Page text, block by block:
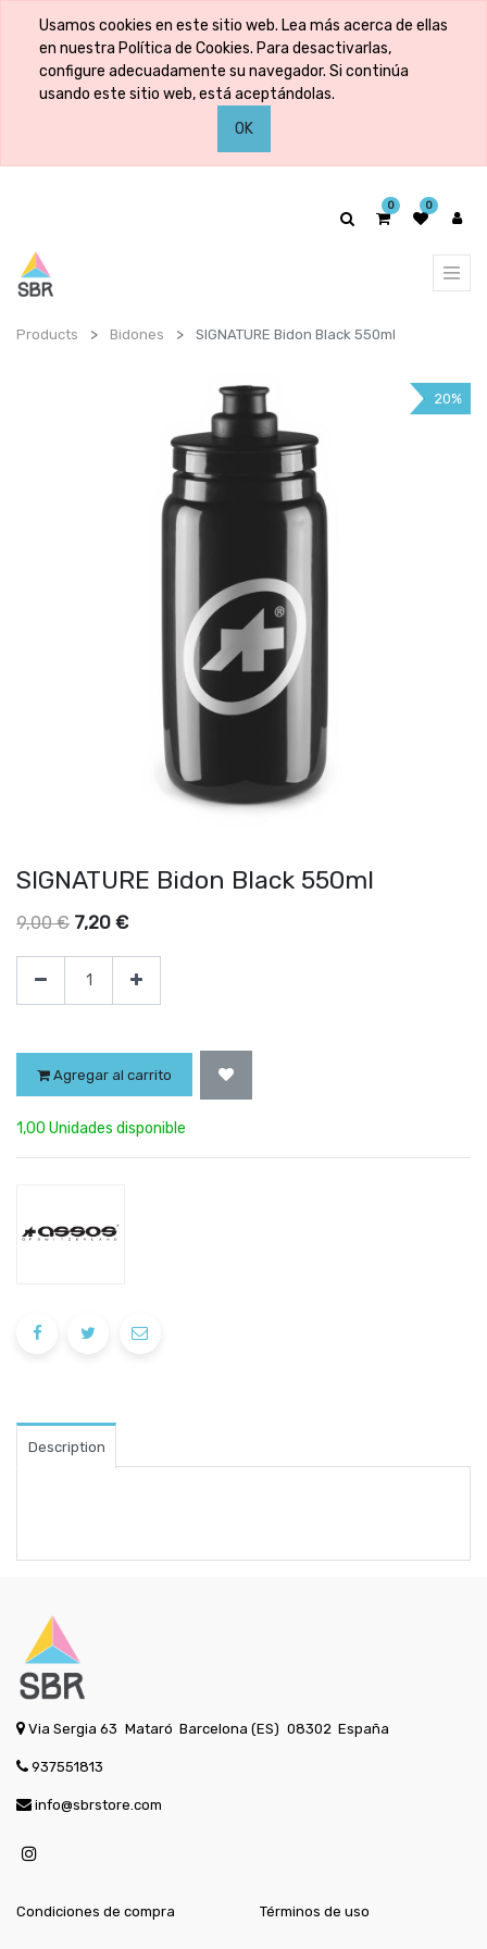
Usamos cookies en este sitio web. Lea más acerca de ellas
en nuestra Política de Cookies. Para desactivarlas,
configure adecuadamente su navegador. Si continúa
usando este sitio web, está aceptándolas.
OK
0 0
Products Bidones SIGNATURE Bidon Black 550ml
20%
SIGNATURE Bidon Black 550ml
9,00€ 7,20 €
Agregar al carrito
1,00 Unidades disponible
Description
Via Sergia 63 Mataró Barcelona (ES) 08302 España
937551813
info@sbrstore.com
Condiciones de compra Términos de uso